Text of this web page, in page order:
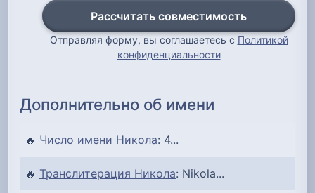
Рассчитать совместимость
Отправляя форму, вы соглашаетесь с Политикой
конфиденциальности
Дополнительно об имени
🔥 Число имени Никола: 4...
🔥 Транслитерация Никола: Nikola...